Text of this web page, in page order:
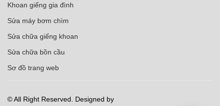
Khoan giếng gia đình
Sửa máy bơm chìm
Sửa chữa giếng khoan
Sửa chữa bồn cầu
Sơ đồ trang web
© All Right Reserved. Designed by